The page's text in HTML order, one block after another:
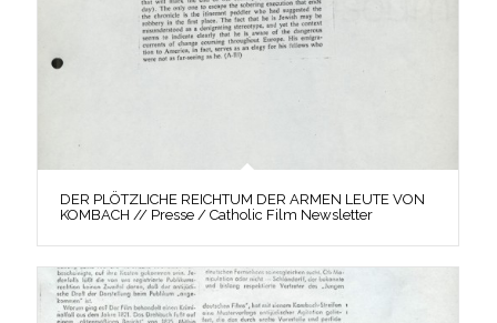
DER PLÖTZLICHE REICHTUM DER ARMEN LEUTE VON
KOMBACH // Presse / Catholic Film Newsletter